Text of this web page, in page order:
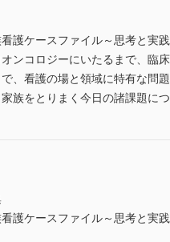
護ケースファイル～思考と実
オンコロジーにいたるまで、臨
、看護の場と領域に特有な問
族をとりまく今日の諸課題に
護ケースファイル～思考と実